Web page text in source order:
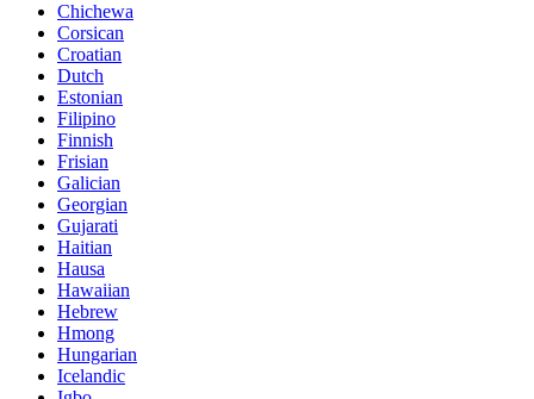
Chichewa
Corsican
Croatian
Dutch
Estonian
Filipino
Finnish
Frisian
Galician
Georgian
Gujarati
Haitian
Hausa
Hawaiian
Hebrew
Hmong
Hungarian
Icelandic